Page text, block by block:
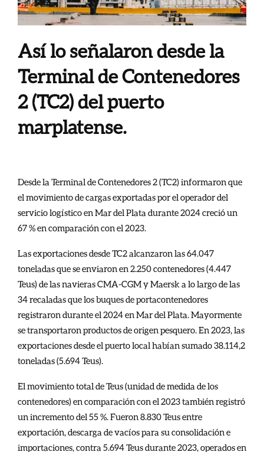
Así lo señalaron desde la
Terminal de Contenedores
2 (TC2) del puerto
marplatense.
Desde la Terminal de Contenedores 2 (TC2) informaron que
el movimiento de cargas exportadas por el operador del
servicio logístico en Mar del Plata durante 2024 creció un
67 % en comparación con el 2023.
Las exportaciones desde TC2 alcanzaron las 64.047
toneladas que se enviaron en 2.250 contenedores (4.447
Teus) de las navieras CMA-CGM y Maersk a lo largo de las
34 recaladas que los buques de portacontenedores
registraron durante el 2024 en Mar del Plata. Mayormente
se transportaron productos de origen pesquero.En 2023, las
exportaciones desde el puerto local habían sumado 38.114,2
toneladas (5.694 Teus).
El movimiento total de Teus (unidad de medida de los
contenedores) en comparación con el 2023 también registró
un incremento del 55 %.Fueron 8.830 Teus entre
exportación, descarga de vacíos para su consolidación e
importaciones, contra 5.694 Teus durante 2023, operados en